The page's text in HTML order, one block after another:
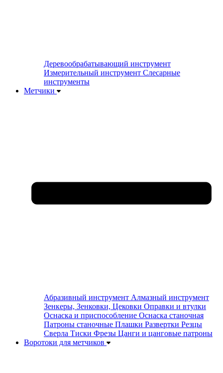
Деревообрабатывающий инструмент
Измерительный инструмент Слесарные
инструменты
Метчики
Абразивный инструмент Алмазный инструмент
Зенкеры, Зенковки, Цековки Оправки и втулки
Оснаска и приспособление Оснаска станочная
Патроны станочные Плашки Развертки Резцы
Сверла Тиски Фрезы Цанги и цанговые патроны
Воротоки для метчиков